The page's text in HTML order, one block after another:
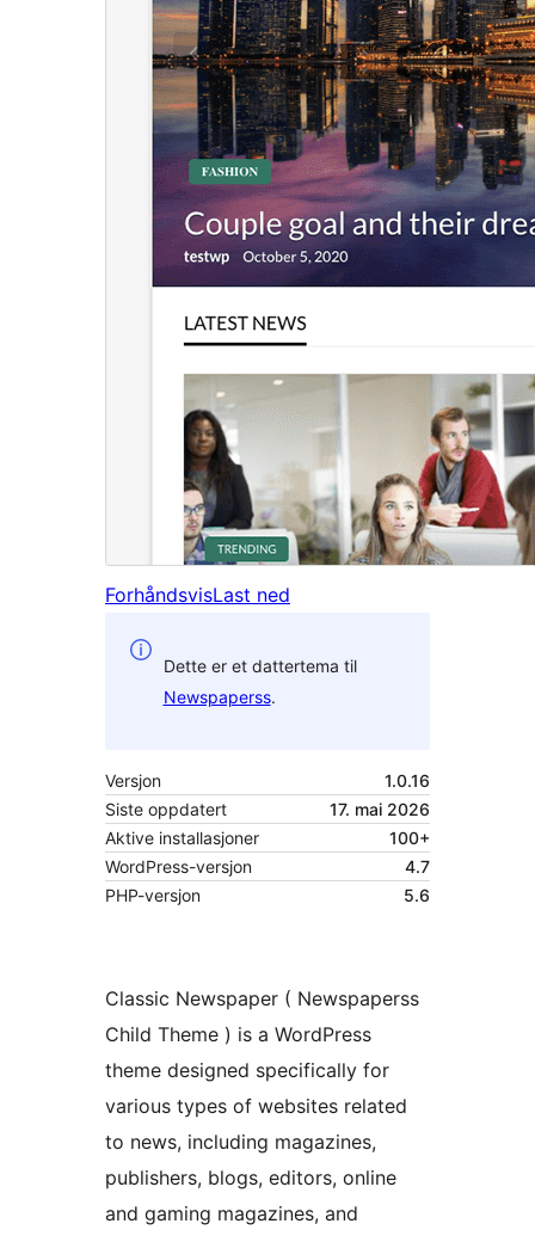
ForhåndsvisLast ned
Dette er et dattertema til
Newspaperss.
Versjon
1.0.16
Siste oppdatert
17. mai 2026
Aktive installasjoner
100+
WordPress-versjon
4.7
PHP-versjon
5.6
Classic Newspaper ( Newspaperss
Child Theme ) is a WordPress
theme designed specifically for
various types of websites related
to news, including magazines,
publishers, blogs, editors, online
and gaming magazines, and